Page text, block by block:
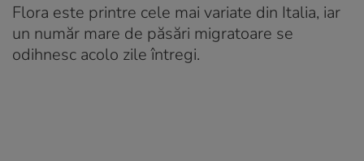
Flora este printre cele mai variate din Italia, iar
un număr mare de păsări migratoare se
odihnesc acolo zile întregi.